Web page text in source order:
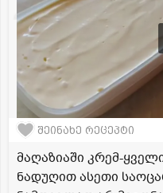
შეინახე რეცეპტი
მაღაზიაში კრემ-
ნადუღით ასეთი